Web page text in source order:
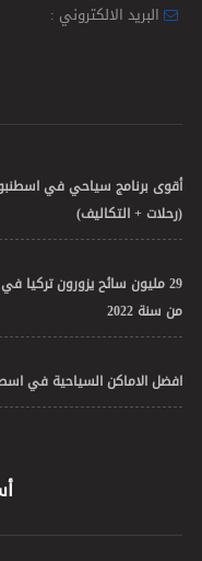
البريد الالكتروني :
(رحلات + التكاليف)
29 مليون سائح يزورون تركيا
من سنة 2022
افضل الاماكن السياحية في